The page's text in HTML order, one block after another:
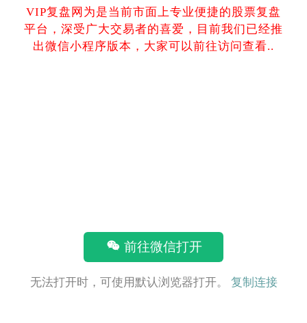
VIP复盘网为是当前市面上专业便捷的股票复盘
平台，深受广大交易者的喜爱，目前我们已经推
出微信小程序版本，大家可以前往访问查看..
前往微信打开
无法打开时，可使用默认浏览器打开。 复制连接